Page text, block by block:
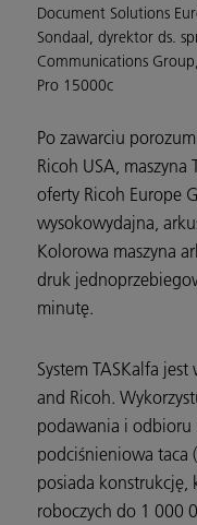
Document Solutions
Sondaal, dyrektor ds.
Communications
Pro 15000c
Po zawarciu
Ricoh USA, maszyna
oferty Ricoh Europe
wysokowydajna,
Kolorowa maszyna
druk
minutę.
System TASKalfa
and Ricoh.
podawania i odbioru
podciśnieniowa taca
posiada konstrukcję,
roboczych do 1 000